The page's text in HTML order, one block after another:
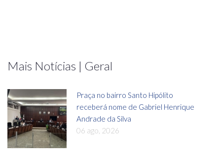
Mais Notícias | Geral
Praça no bairro Santo Hipólito
receberá nome de Gabriel Henrique
Andrade da Silva
06 ago, 2026